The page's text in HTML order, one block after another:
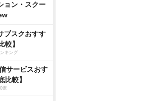
ョン・スクー
ブスクおすす
較】
キング
サービスおす
比較】
選